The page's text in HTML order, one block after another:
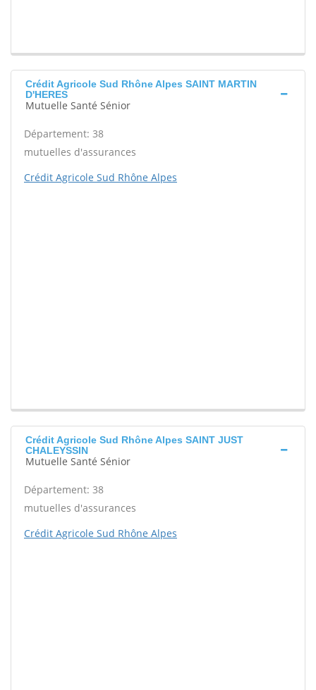
Crédit Agricole Sud Rhône Alpes SAINT MARTIN
D'HERES
Mutuelle Santé Sénior
Département: 38
mutuelles d'assurances
Crédit Agricole Sud Rhône Alpes
Crédit Agricole Sud Rhône Alpes SAINT JUST
CHALEYSSIN
Mutuelle Santé Sénior
Département: 38
mutuelles d'assurances
Crédit Agricole Sud Rhône Alpes